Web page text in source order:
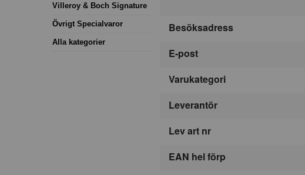
Villeroy & Boch Signature
Övrigt Specialvaror
Alla kategorier
Besöksadress
E-post
Varukategori
Leverantör
Lev art nr
EAN hel förp